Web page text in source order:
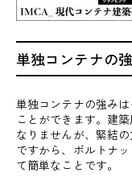
単独コンテナの
単独コンテナの強み
ことができます。建
なりませんが、緊結
ですから、ボルトナ
て簡単なことです。